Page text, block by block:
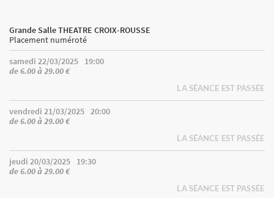
Grande Salle THEATRE CROIX-ROUSSE
Placement numéroté
samedi 22/03/2025
19:00
de 6.00 à 29.00 €
LA SÉANCE EST PASSÉE
vendredi 21/03/2025 20:00
de 6.00 à 29.00 €
LA SÉANCE EST PASSÉE
jeudi 20/03/2025
19:30
de 6.00 à 29.00 €
LA SÉANCE EST PASSÉE